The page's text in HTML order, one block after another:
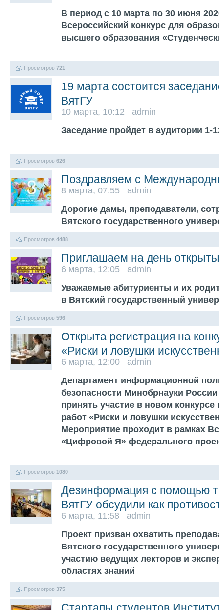
В период с 10 марта по 30 июня
Всероссийский конкурс для
высшего образования
Просмотров 721
19 марта состоится
ВятГУ
10 марта, 10:12 admin
Заседание пройдет в аудитории 1-
Просмотров 626
Поздравляем с
8 марта, 07:55 admin
Дорогие дамы, преподаватели,
Вятского государственного
Просмотров 4488
Приглашаем на день
6 марта, 12:05 admin
Уважаемые абитуриенты и их
в Вятский государственный
Просмотров 596
Открыта регистрация на
«Риски и ловушки
6 марта, 12:00 admin
Департамент информационной
безопасности Минобрнауки
принять участие в новом конкурсе
работ «Риски и ловушки
Мероприятие проходит в рамках
«Цифровой Я» федерального
Просмотров 1080
Дезинформация с помощью
ВятГУ обсудили как
6 марта, 11:58 admin
Проект призван охватить
Вятского государственного
участию ведущих лекторов и
областях знаний
Просмотров 375